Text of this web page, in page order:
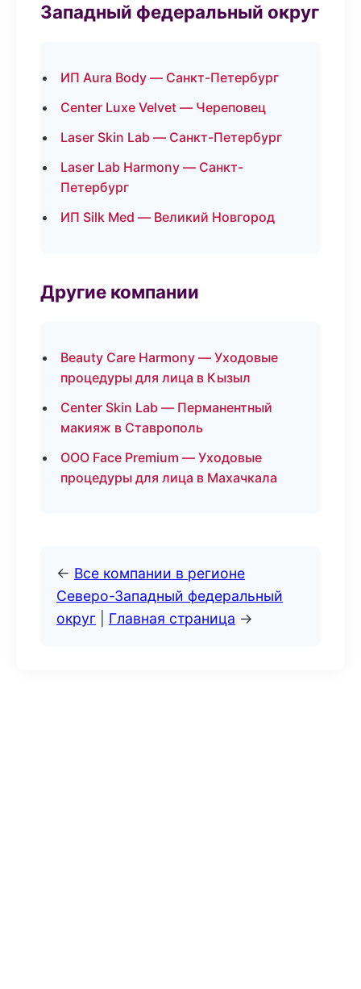
Западный федеральный округ
ИП Aura Body — Санкт-Петербург
Center Luxe Velvet — Череповец
Laser Skin Lab — Санкт-Петербург
Laser Lab Harmony — Санкт-
Петербург
ИП Silk Med — Великий Новгород
Другие компании
Beauty Care Harmony — Уходовые
процедуры для лица в Кызыл
Center Skin Lab — Перманентный
макияж в Ставрополь
ООО Face Premium — Уходовые
процедуры для лица в Махачкала
← Все компании в регионе
Северо-Западный федеральный
округ
Главная страница →